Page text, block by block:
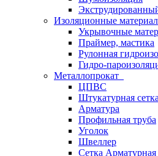
Изоляционные
Укрывочные
Праймер, мастика
Рулонная
Гидро-
Металлопрокат
ЦПВС
Штукатурная сетка
Арматура
Профильная труба
Уголок
Швеллер
Сетка Арматурная